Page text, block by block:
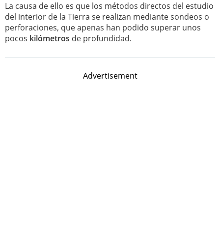
La causa de ello es que los métodos directos del estudio
del interior de la Tierra se realizan mediante sondeos o
perforaciones, que apenas han podido superar unos
pocos kilómetros de profundidad.
Advertisement